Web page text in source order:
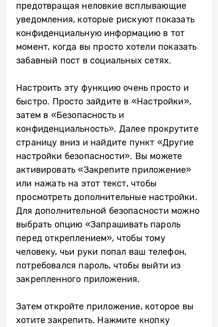
предотвращая неловкие всплывающие
уведомления, которые рискуют показать
конфиденциальную информацию в тот
момент, когда вы просто хотели показать
забавный пост в социальных сетях.
Настроить эту функцию очень просто и
быстро. Просто зайдите в «Настройки»,
затем в «Безопасность и
конфиденциальность». Далее прокрутите
страницу вниз и найдите пункт «Другие
настройки безопасности». Вы можете
активировать «Закрепите приложение»
или нажать на этот текст, чтобы
просмотреть дополнительные настройки.
Для дополнительной безопасности можно
выбрать опцию «Запрашивать пароль
перед откреплением», чтобы тому
человеку, чьи руки попал ваш телефон,
потребовался пароль, чтобы выйти из
закрепленного приложения.
Затем откройте приложение, которое вы
хотите закрепить. Нажмите кнопку